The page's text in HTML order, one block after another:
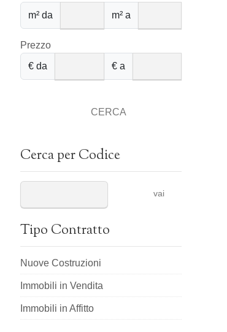
m² da
m² a
Prezzo
€ da
€ a
CERCA
Cerca per Codice
vai
Tipo Contratto
Nuove Costruzioni
Immobili in Vendita
Immobili in Affitto